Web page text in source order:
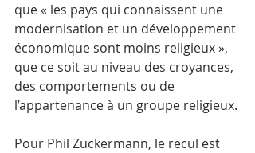
que « les pays qui connaissent une
modernisation et un développement
économique sont moins religieux »,
que ce soit au niveau des croyances,
des comportements ou de
l’appartenance à un groupe religieux.
Pour Phil Zuckermann, le recul est